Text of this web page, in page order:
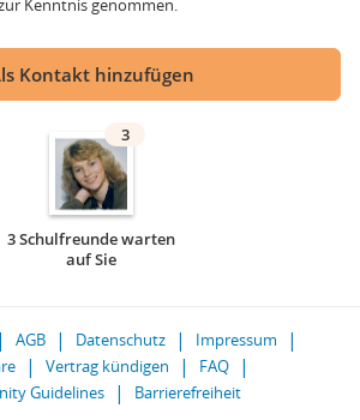
Kenntnis genommen.
Kontakt hinzufügen
3
3 Schulfreunde warten
auf Sie
AGB Datenschutz
Impressum
Vertrag kündigen
FAQ
Guidelines
Barrierefreiheit